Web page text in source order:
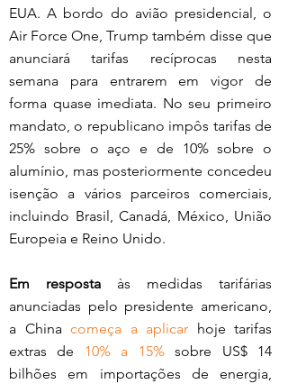
EUA. A bordo do avião presidencial, o
Air Force One, Trump também disse que
anunciará tarifas recíprocas nesta
semana para entrarem em vigor de
forma quase imediata. No seu primeiro
mandato, o republicano impôs tarifas de
25% sobre o aço e de 10% sobre o
alumínio, mas posteriormente concedeu
isenção a vários parceiros comerciais,
incluindo Brasil, Canadá, México, União
Europeia e Reino Unido.
Em resposta às medidas tarifárias
anunciadas pelo presidente americano,
a China começa a aplicar hoje tarifas
extras de 10% a 15% sobre US$ 14
bilhões em importações de energia,